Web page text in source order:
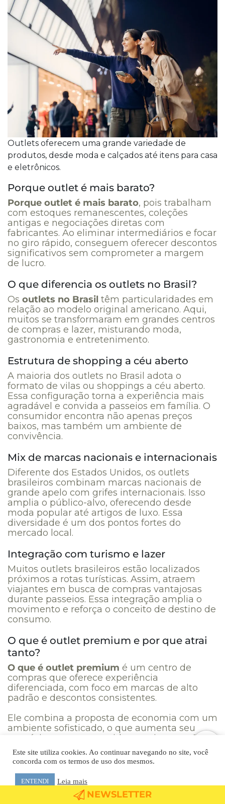
Outlets oferecem uma grande variedade de
produtos, desde moda e calçados até itens para casa
e eletrônicos.
Porque outlet é mais barato?
Porque outlet é mais barato, pois trabalham
com estoques remanescentes, coleções
antigas e negociações diretas com
fabricantes. Ao eliminar intermediários e focar
no giro rápido, conseguem oferecer descontos
significativos sem comprometer a margem
de lucro.
O que diferencia os outlets no Brasil?
Os outlets no Brasil têm particularidades em
relação ao modelo original americano. Aqui,
muitos se transformaram em grandes centros
de compras e lazer, misturando moda,
gastronomia e entretenimento.
Estrutura de shopping a céu aberto
A maioria dos outlets no Brasil adota o
formato de vilas ou shoppings a céu aberto.
Essa configuração torna a experiência mais
agradável e convida a passeios em família. O
consumidor encontra não apenas preços
baixos, mas também um ambiente de
convivência.
Mix de marcas nacionais e internacionais
Diferente dos Estados Unidos, os outlets
brasileiros combinam marcas nacionais de
grande apelo com grifes internacionais. Isso
amplia o público-alvo, oferecendo desde
moda popular até artigos de luxo. Essa
diversidade é um dos pontos fortes do
mercado local.
Integração com turismo e lazer
Muitos outlets brasileiros estão localizados
próximos a rotas turísticas. Assim, atraem
viajantes em busca de compras vantajosas
durante passeios. Essa integração amplia o
movimento e reforça o conceito de destino de
consumo.
O que é outlet premium e por que atrai
tanto?
O que é outlet premium é um centro de
compras que oferece experiência
diferenciada, com foco em marcas de alto
padrão e descontos consistentes.
Ele combina a proposta de economia com um
ambiente sofisticado, o que aumenta seu
prestígio entre consumidores exigentes. O
termo “premium” transmite a ideia de
exclusividade e qualidade superior.
Como a experiência do cliente é
transformada nos outlets?
NEWSLETTER
Este site utiliza cookies. Ao continuar navegando no site, você
concorda com os termos de uso dos mesmos.
ENTENDI Leia mais